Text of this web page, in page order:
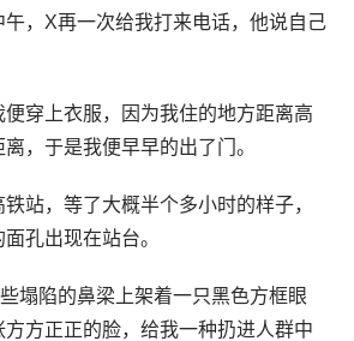
，X再一次给我打来电话，他说自己
穿上衣服，因为我住的地方距离高
，于是我便早早的出了门。
站，等了大概半个多小时的样子，
孔出现在站台。
塌陷的鼻梁上架着一只黑色方框眼
方正正的脸，给我一种扔进人群中